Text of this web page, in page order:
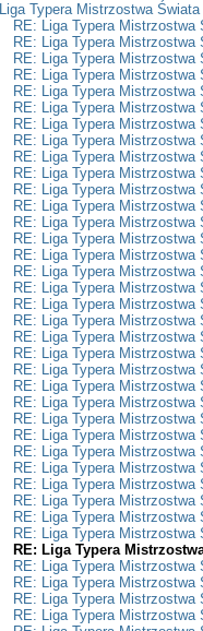
Liga Typera Mistrzostwa Świata
RE: Liga Typera Mistrzostwa
RE: Liga Typera Mistrzostwa
RE: Liga Typera Mistrzostwa
RE: Liga Typera Mistrzostwa
RE: Liga Typera Mistrzostwa
RE: Liga Typera Mistrzostwa
RE: Liga Typera Mistrzostwa
RE: Liga Typera Mistrzostwa
RE: Liga Typera Mistrzostwa
RE: Liga Typera Mistrzostwa
RE: Liga Typera Mistrzostwa
RE: Liga Typera Mistrzostwa
RE: Liga Typera Mistrzostwa
RE: Liga Typera Mistrzostwa
RE: Liga Typera Mistrzostwa
RE: Liga Typera Mistrzostwa
RE: Liga Typera Mistrzostwa
RE: Liga Typera Mistrzostwa
RE: Liga Typera Mistrzostwa
RE: Liga Typera Mistrzostwa
RE: Liga Typera Mistrzostwa
RE: Liga Typera Mistrzostwa
RE: Liga Typera Mistrzostwa
RE: Liga Typera Mistrzostwa
RE: Liga Typera Mistrzostwa
RE: Liga Typera Mistrzostwa
RE: Liga Typera Mistrzostwa
RE: Liga Typera Mistrzostwa
RE: Liga Typera Mistrzostwa
RE: Liga Typera Mistrzostwa
RE: Liga Typera Mistrzostwa
RE: Liga Typera Mistrzostwa
RE: Liga Typera
RE: Liga Typera Mistrzostwa
RE: Liga Typera Mistrzostwa
RE: Liga Typera Mistrzostwa
RE: Liga Typera Mistrzostwa